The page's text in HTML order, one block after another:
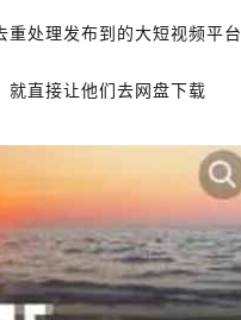
重处理发布到的大短视频平台
就直接让他们去网盘下载